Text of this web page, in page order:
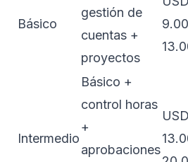
Básico
gestión de
cuentas +
proyectos
Intermedio
Básico +
control horas
+
aprobaciones
USD